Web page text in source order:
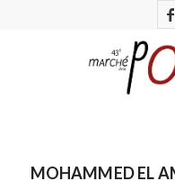
MOHAMMED EL